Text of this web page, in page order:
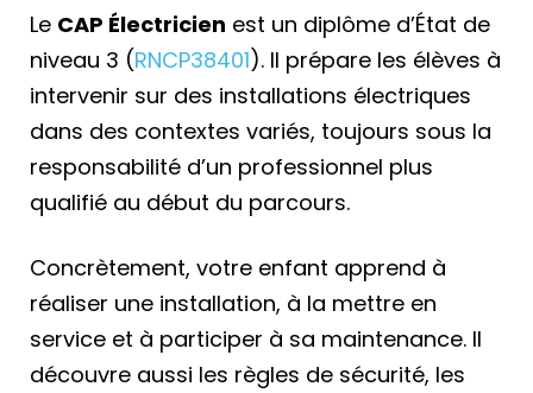
Le CAP Électricien est un diplôme d’État de
niveau 3 (RNCP38401). Il prépare les élèves à
intervenir sur des installations électriques
dans des contextes variés, toujours sous la
responsabilité d’un professionnel plus
qualifié au début du parcours.
Concrètement, votre enfant apprend à
réaliser une installation, à la mettre en
service et à participer à sa maintenance. Il
découvre aussi les règles de sécurité, les